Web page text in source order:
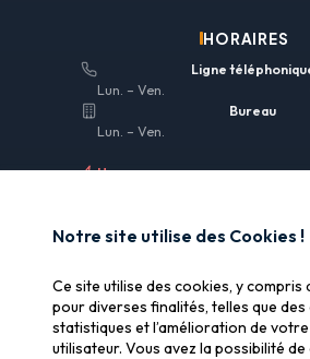
HORAIRES
Ligne
Lun. – Ven.
Bureau
Lun. – Ven.
Urgences
LIENS UTILES
Assurance &
Pourquoi SOS Data
Notre site utilise des Cookies !
Ce site utilise des cookies, y compris
pour diverses finalités, telles que des
statistiques et l’amélioration de
utilisateur. Vous avez la possibilité